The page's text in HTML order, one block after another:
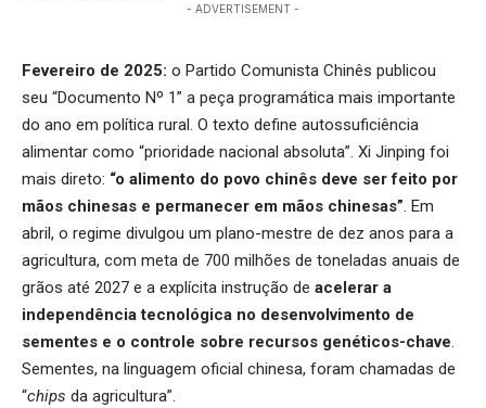
- ADVERTISEMENT -
Fevereiro de 2025: o Partido Comunista Chinês publicou
seu “Documento Nº 1” a peça programática mais importante
do ano em política rural. O texto define autossuficiência
alimentar como “prioridade nacional absoluta”. Xi Jinping foi
mais direto: “o alimento do povo chinês deve ser feito por
mãos chinesas e permanecer em mãos chinesas”. Em
abril, o regime divulgou um plano-mestre de dez anos para a
agricultura, com meta de 700 milhões de toneladas anuais de
grãos até 2027 e a explícita instrução de acelerar a
independência tecnológica no desenvolvimento de
sementes e o controle sobre recursos genéticos-chave.
Sementes, na linguagem oficial chinesa, foram chamadas de
“chips da agricultura”.